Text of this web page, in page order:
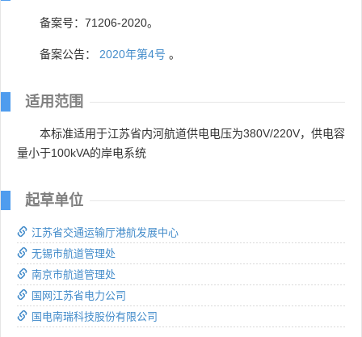
备案号：71206-2020。
备案公告： 2020年第4号 。
适用范围
本标准适用于江苏省内河航道供电电压为380V/220V，供电容
量小于100kVA的岸电系统
起草单位
江苏省交通运输厅港航发展中心
无锡市航道管理处
南京市航道管理处
国网江苏省电力公司
国电南瑞科技股份有限公司